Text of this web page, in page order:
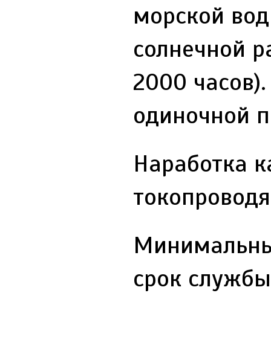
морской
солнечной
2000
одиночной
Наработка
срок